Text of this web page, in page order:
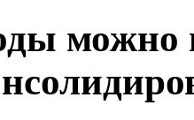
можно